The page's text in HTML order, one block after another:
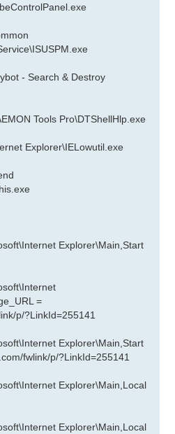
- Search & Destroy
Tools Pro\DTShellHlp.exe
Explorer\IELowutil.exe
Explorer\Main,Start
=
p/?LinkId=255141
Explorer\Main,Start
fwlink/p/?LinkId=255141
Explorer\Main,Local
Explorer\Main,Local